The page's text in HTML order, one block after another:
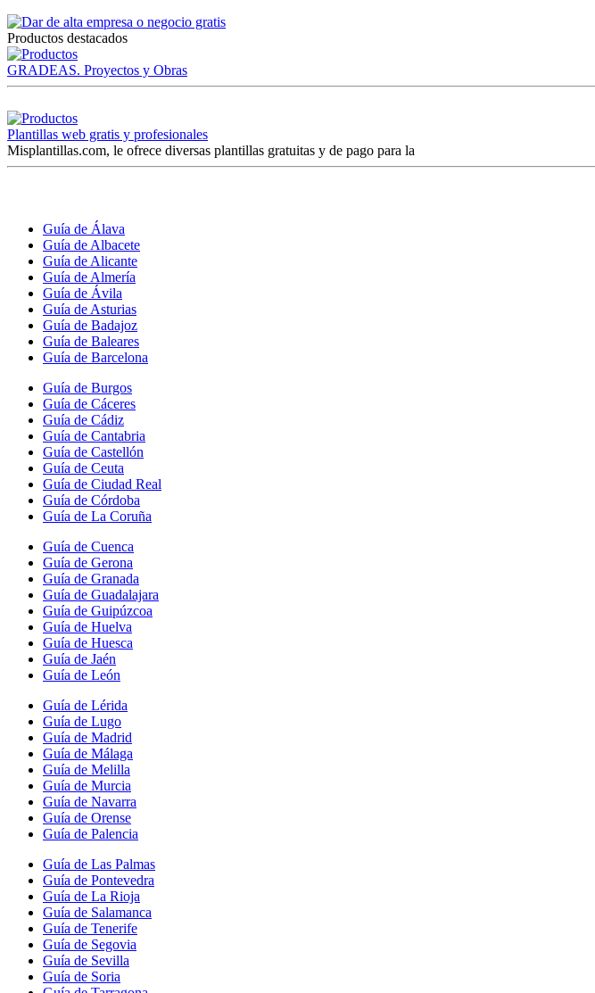
Productos destacados
GRADEAS. Proyectos y Obras
Plantillas web gratis y profesionales
Misplantillas.com, le ofrece diversas plantillas gratuitas y de pago para la
Guía de Álava
Guía de Albacete
Guía de Alicante
Guía de Almería
Guía de Ávila
Guía de Asturias
Guía de Badajoz
Guía de Baleares
Guía de Barcelona
Guía de Burgos
Guía de Cáceres
Guía de Cádiz
Guía de Cantabria
Guía de Castellón
Guía de Ceuta
Guía de Ciudad Real
Guía de Córdoba
Guía de La Coruña
Guía de Cuenca
Guía de Gerona
Guía de Granada
Guía de Guadalajara
Guía de Guipúzcoa
Guía de Huelva
Guía de Huesca
Guía de Jaén
Guía de León
Guía de Lérida
Guía de Lugo
Guía de Madrid
Guía de Málaga
Guía de Melilla
Guía de Murcia
Guía de Navarra
Guía de Orense
Guía de Palencia
Guía de Las Palmas
Guía de Pontevedra
Guía de La Rioja
Guía de Salamanca
Guía de Tenerife
Guía de Segovia
Guía de Sevilla
Guía de Soria